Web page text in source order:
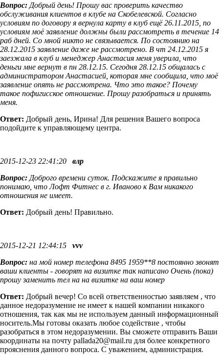
Вопрос: Добрый день! Прошу вас проверить качество
обслуживания клиентов в клубе на Скобелевской. Согласно
условиям по договору я вернула карту в клуб ещё 26.11.2015, по
условиям моё заявление должны были рассмотреть в течение 14
раб дней. Со мной никто не связывается. По состоянию на
28.12.2015 заявление даже не рассмотрено. В чт 24.12.2015 я
заезжала в клуб и менеджер Анастасия меня уверила, что
деньги мне вернут в пн 28.12.15. Сегодня 28.12.15 общалась с
администратором Анастасией, которая мне сообщила, что моё
заявление опять не рассмотрена. Что это такое? Почему
такое пофигисское отношение. Прошу разобраться и принять
меня.
Ответ: Добрый день, Ирина! Для решения Вашего вопроса
подойдите к управляющему центра.
2015-12-23 22:41:20 влр
Вопрос: Доброго времени суток. Подскажите я правильно
понимаю, что Лофт Фитнес в г. Иваново к Вам никакого
отношения не имеет.
Ответ: Добрый день! Правильно.
2015-12-21 12:44:15 vvv
Вопрос: на мой номер телефона 8495 1959**8 постоянно звонят
ваши клиенты - говорят на визитке так написано Очень (пока)
прошу заменить тел на на визитке на ваш номер
Ответ: Добрый вечер! Со всей ответственностью заявляем , что
данное недоразумение не имеет к нашей компании никакого
отношения, так как мы не используем данный информационный
носитель.Мы готовы оказать любое содействие , чтобы
разобраться в этом недоразумении. Вы сможете отправить Ваши
координаты на почту pallada20@mail.ru для более конкретного
прояснения данного вопроса. С уважением, администрация.